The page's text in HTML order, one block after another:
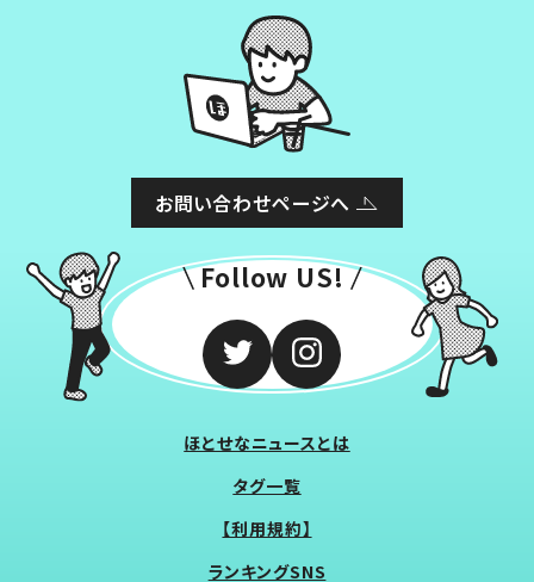
お問い合わせページへ
Follow US!
ほとせなニュースとは
タグ一覧
【利用規約】
ランキングSNS